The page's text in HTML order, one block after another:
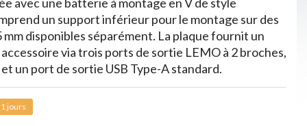
avec une batterie à montage en V de style
un support inférieur pour le montage sur des
disponibles séparément. La plaque fournit un
via trois ports de sortie LEMO à 2 broches,
un port de sortie USB Type-A standard.
jours